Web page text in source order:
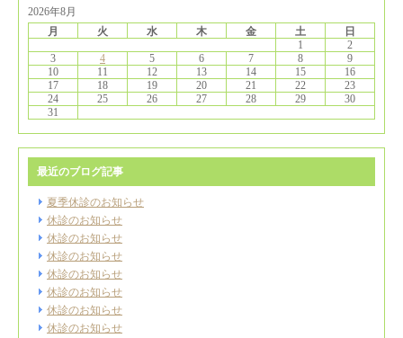
2026年8月
月
火 水 木 金 土
日
1
2
3
4 5 6 7 8
9
10
11 12 13 14 15
16
17
18 19 20 21 22
23
24
25 26 27 28 29
30
31
最近のブログ記事
夏季休診のお知らせ
休診のお知らせ
休診のお知らせ
休診のお知らせ
休診のお知らせ
休診のお知らせ
休診のお知らせ
休診のお知らせ